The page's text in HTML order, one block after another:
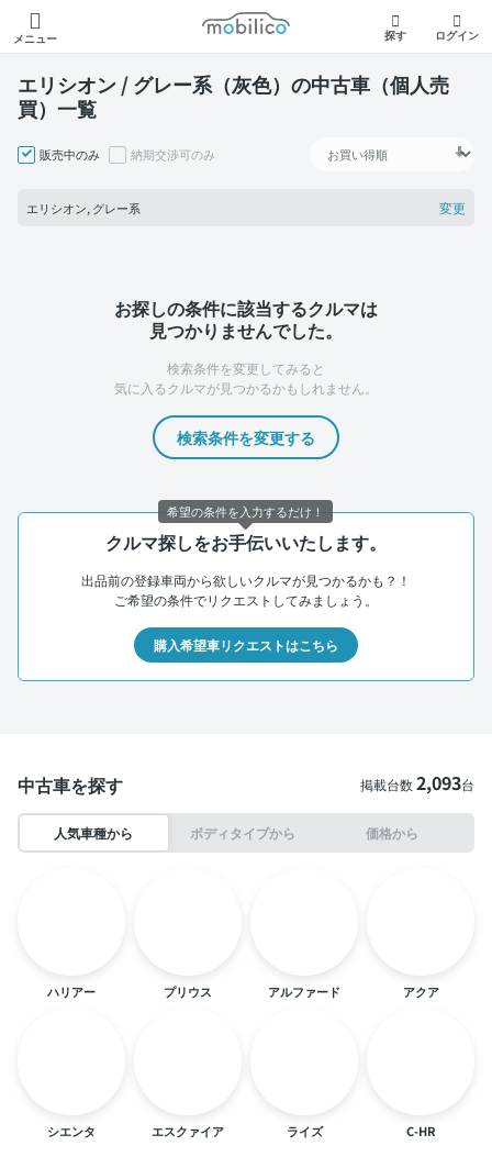
メニュー
モビリコ
探す ログイン
エリシオン / グレー系（灰色）の中古車（個人売
買）一覧
販売中のみ 納期交渉可のみ
エリシオン, グレー系 変更
お探しの条件に該当するクルマは
見つかりませんでした。
検索条件を変更してみると
気に入るクルマが見つかるかもしれません。
検索条件を変更する
クルマ探しをお手伝いいたします。
出品前の登録車両から欲しいクルマが見つかるかも？！
ご希望の条件でリクエストしてみましょう。
購入希望車リクエストはこちら
中古車を探す 掲載台数2,093台
人気車種から ボディタイプから 価格から
ハリアー プリウス アルファード アクア
シエンタ エスクァイア ライズ C-HR
希望の条件を入力するだけ！